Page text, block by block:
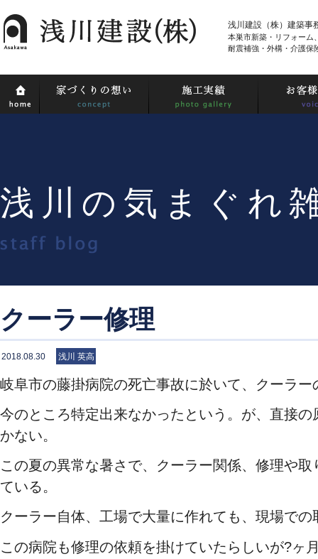
浅川建設（株）建築事
本巣市新築・リフォーム
耐震補強・外構・介護保
浅川の気まぐれ
クーラー修理
2018.08.30 浅川 英高
岐阜市の藤掛病院の死亡事故に於いて、クーラ
今のところ特定出来なかったという。が、直接
かない。
この夏の異常な暑さで、クーラー関係、修理や
ている。
クーラー自体、工場で大量に作れても、現場で
この病院も修理の依頼を掛けていたらしいが?ヶ